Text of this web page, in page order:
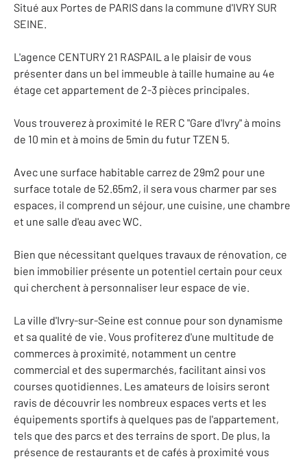
Situé aux Portes de PARIS dans la commune d'IVRY SUR
SEINE.
L'agence CENTURY 21 RASPAIL a le plaisir de vous
présenter dans un bel immeuble à taille humaine au 4e
étage cet appartement de 2-3 pièces principales.
Vous trouverez à proximité le RER C "Gare d'Ivry" à moins
de 10 min et à moins de 5min du futur TZEN 5.
Avec une surface habitable carrez de 29m2 pour une
surface totale de 52.65m2, il sera vous charmer par ses
espaces, il comprend un séjour, une cuisine, une chambre
et une salle d'eau avec WC.
Bien que nécessitant quelques travaux de rénovation, ce
bien immobilier présente un potentiel certain pour ceux
qui cherchent à personnaliser leur espace de vie.
La ville d'Ivry-sur-Seine est connue pour son dynamisme
et sa qualité de vie. Vous profiterez d'une multitude de
commerces à proximité, notamment un centre
commercial et des supermarchés, facilitant ainsi vos
courses quotidiennes. Les amateurs de loisirs seront
ravis de découvrir les nombreux espaces verts et les
équipements sportifs à quelques pas de l'appartement,
tels que des parcs et des terrains de sport. De plus, la
présence de restaurants et de cafés à proximité vous